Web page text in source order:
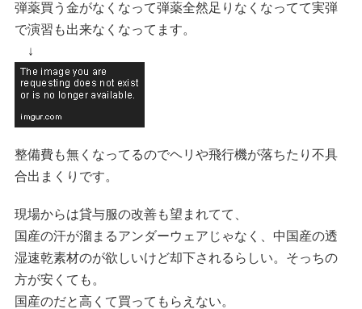
弾薬買う金がなくなって弾薬全然足りなくなってて実弾
で演習も出来なくなってます。
↓
整備費も無くなってるのでヘリや飛行機が落ちたり不具
合出まくりです。
現場からは貸与服の改善も望まれてて、
国産の汗が溜まるアンダーウェアじゃなく、中国産の透
湿速乾素材のが欲しいけど却下されるらしい。そっちの
方が安くても。
国産のだと高くて買ってもらえない。